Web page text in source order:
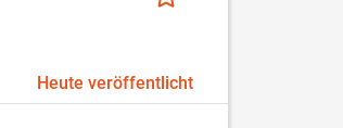
Heute veröffentlicht